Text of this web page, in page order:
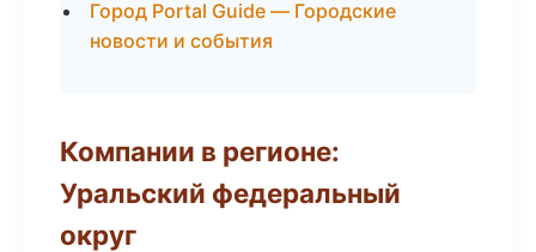
Город Portal Guide — Городские
новости и события
Компании в регионе:
Уральский федеральный
округ